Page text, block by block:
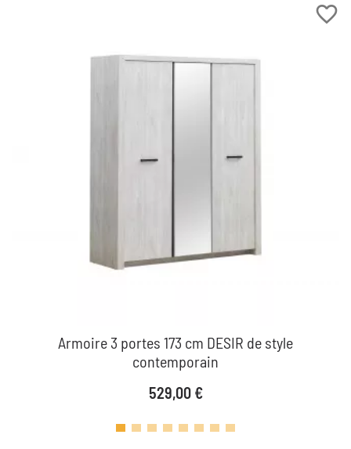
favorite_border
Armoire 3 portes 173 cm DESIR de style
contemporain
Prix
529,00 €